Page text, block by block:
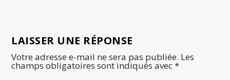
LAISSER UNE RÉPONSE
Votre adresse e-mail ne sera pas publiée. Les
champs obligatoires sont indiqués avec*